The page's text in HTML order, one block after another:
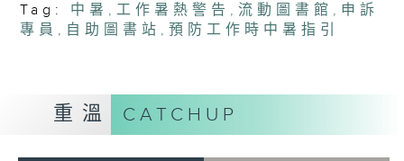
Tag: 中暑 ,工作暑熱警告 ,流動圖書館 , 申訴
專員 , 自助圖書站 ,預防工作時中暑指引
重溫 CATCHUP